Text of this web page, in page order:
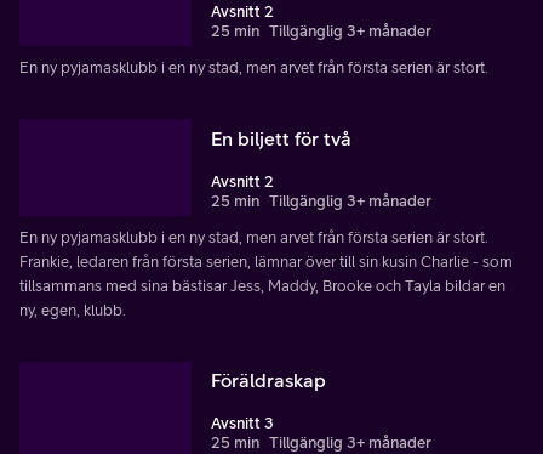
Avsnitt 2
25 min Tillgänglig 3+ månader
En ny pyjamasklubb i en ny stad, men arvet från första serien är stort.
En biljett för två
Avsnitt 2
25 min Tillgänglig 3+ månader
En ny pyjamasklubb i en ny stad, men arvet från första serien är stort.
Frankie, ledaren från första serien, lämnar över till sin kusin Charlie - som
tillsammans med sina bästisar Jess, Maddy, Brooke och Tayla bildar en
ny, egen, klubb.
Föräldraskap
Avsnitt 3
25 min Tillgänglig 3+ månader